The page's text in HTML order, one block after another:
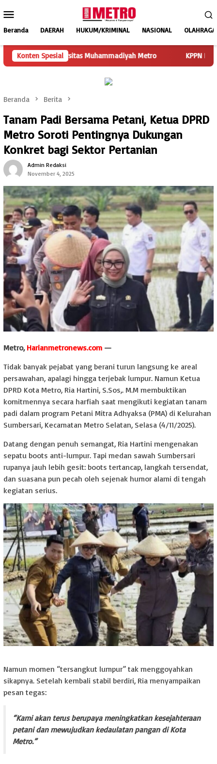
ke
Mobile
Beranda DAERAH HUKUM/KRIMINAL NASIONAL OLAHRAGA
Konten Spesial
Muhammadiyah Metro KPPN Banjarmasin
Beranda Berita
Tanam Padi Bersama Petani, Ketua DPRD
Metro Soroti Pentingnya Dukungan
Konkret bagi Sektor Pertanian
Admin Redaksi
November 4, 2025
Metro, Harianmetronews.com —
Tidak banyak pejabat yang berani turun langsung ke areal
persawahan, apalagi hingga terjebak lumpur. Namun Ketua
DPRD Kota Metro, Ria Hartini, S.Sos,. M.M membuktikan
komitmennya secara harfiah saat mengikuti kegiatan tanam
padi dalam program Petani Mitra Adhyaksa (PMA) di Kelurahan
Sumbersari, Kecamatan Metro Selatan, Selasa (4/11/2025).
Datang dengan penuh semangat, Ria Hartini mengenakan
sepatu boots anti-lumpur. Tapi medan sawah Sumbersari
rupanya jauh lebih gesit: boots tertancap, langkah tersendat,
dan suasana pun pecah oleh sejenak humor alami di tengah
kegiatan serius.
Namun momen “tersangkut lumpur” tak menggoyahkan
sikapnya. Setelah kembali stabil berdiri, Ria menyampaikan
pesan tegas:
“Kami akan terus berupaya meningkatkan kesejahteraan
petani dan mewujudkan kedaulatan pangan di Kota
Metro.”